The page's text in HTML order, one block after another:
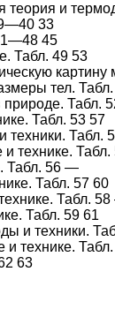
теория и
33
45
Табл. 49 53
картину
тел.
природе. Табл.
Табл. 53 57
техники. Табл.
и технике.
Табл. 56 —
Табл. 57 60
Табл.
Табл. 59 61
и техники.
технике.
63